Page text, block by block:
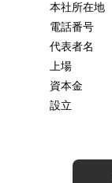
本社所在地
電話番号
代表者名
上場
資本金
設立